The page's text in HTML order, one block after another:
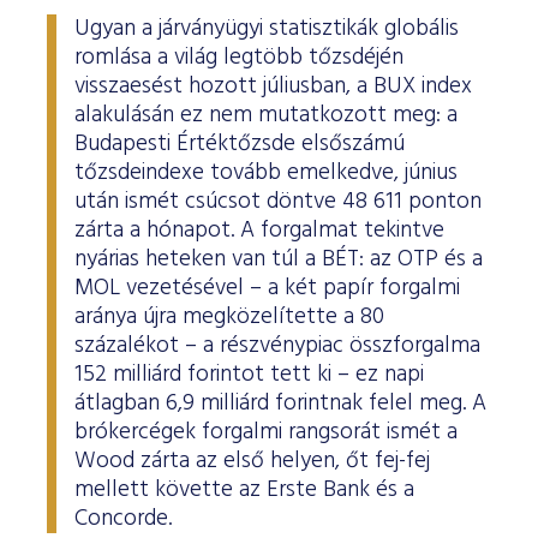
Ugyan a járványügyi statisztikák globális
romlása a világ legtöbb tőzsdéjén
visszaesést hozott júliusban, a BUX index
alakulásán ez nem mutatkozott meg: a
Budapesti Értéktőzsde elsőszámú
tőzsdeindexe tovább emelkedve, június
után ismét csúcsot döntve 48 611 ponton
zárta a hónapot. A forgalmat tekintve
nyárias heteken van túl a BÉT: az OTP és a
MOL vezetésével – a két papír forgalmi
aránya újra megközelítette a 80
százalékot – a részvénypiac összforgalma
152 milliárd forintot tett ki – ez napi
átlagban 6,9 milliárd forintnak felel meg. A
brókercégek forgalmi rangsorát ismét a
Wood zárta az első helyen, őt fej-fej
mellett követte az Erste Bank és a
Concorde.